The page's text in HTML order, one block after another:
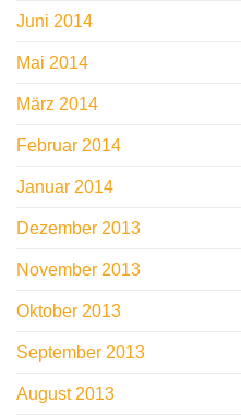
Juni 2014
Mai 2014
März 2014
Februar 2014
Januar 2014
Dezember 2013
November 2013
Oktober 2013
September 2013
August 2013